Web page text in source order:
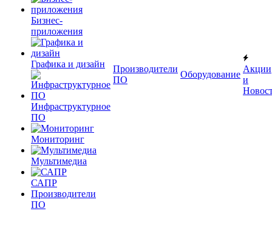
Бизнес-
приложения
Графика и дизайн
Инфраструктурное
ПО
Мониторинг
Мультимедиа
САПР
Производители
ПО
Производители
ПО
Оборудование
Акции
и